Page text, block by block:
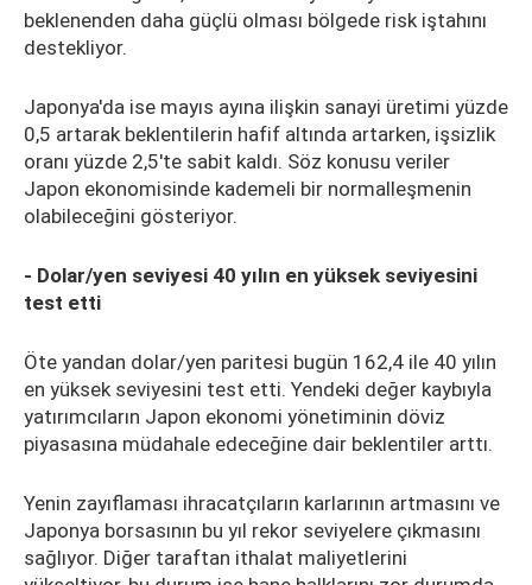
beklenenden daha güçlü olması bölgede risk iştahını
destekliyor.
Japonya'da ise mayıs ayına ilişkin sanayi üretimi yüzde
0,5 artarak beklentilerin hafif altında artarken, işsizlik
oranı yüzde 2,5'te sabit kaldı. Söz konusu veriler
Japon ekonomisinde kademeli bir normalleşmenin
olabileceğini gösteriyor.
- Dolar/yen seviyesi 40 yılın en yüksek seviyesini
test etti
Öte yandan dolar/yen paritesi bugün 162,4 ile 40 yılın
en yüksek seviyesini test etti. Yendeki değer kaybıyla
yatırımcıların Japon ekonomi yönetiminin döviz
piyasasına müdahale edeceğine dair beklentiler arttı.
Yenin zayıflaması ihracatçıların karlarının artmasını ve
Japonya borsasının bu yıl rekor seviyelere çıkmasını
sağlıyor. Diğer taraftan ithalat maliyetlerini